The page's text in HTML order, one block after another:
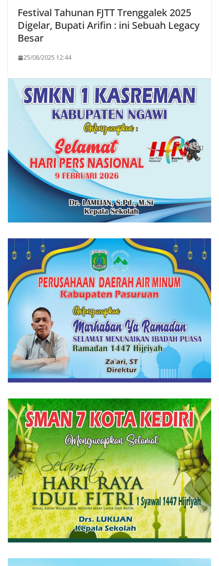
Festival Tahunan FJTT Trenggalek 2025
Digelar, Bupati Arifin : ini Sebuah Legacy
Besar
25/08/2025 12:44